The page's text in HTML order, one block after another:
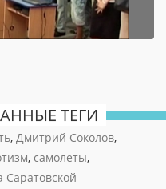
ТЕГИ
, Дмитрий Соколов,
, самолеты,
Саратовской